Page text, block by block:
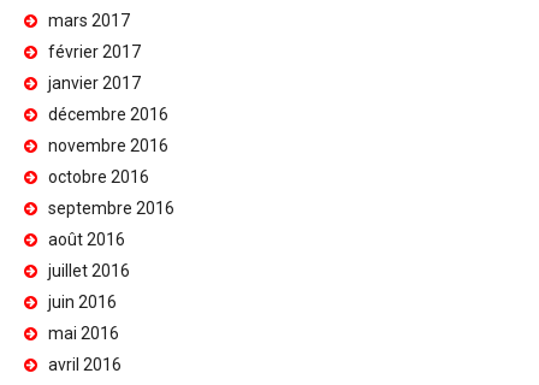
mars 2017
février 2017
janvier 2017
décembre 2016
novembre 2016
octobre 2016
septembre 2016
août 2016
juillet 2016
juin 2016
mai 2016
avril 2016